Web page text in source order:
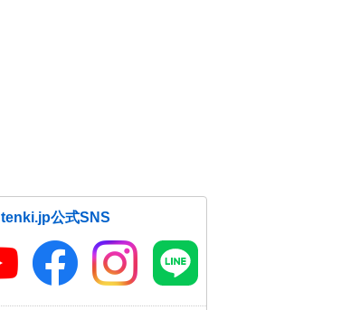
tenki.jp公式SNS